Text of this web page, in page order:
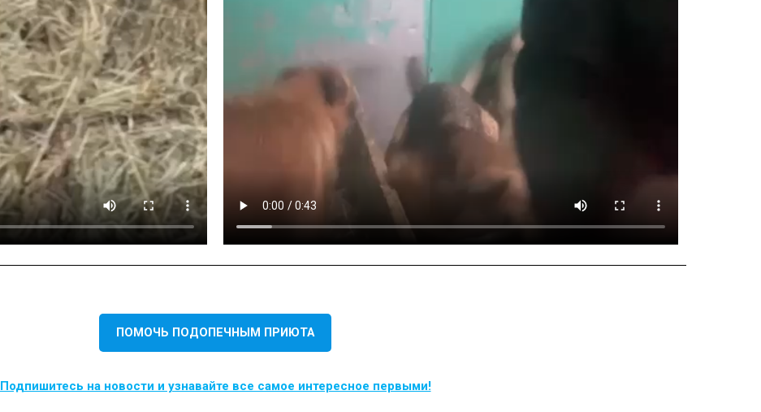
ПОМОЧЬ ПОДОПЕЧНЫМ ПРИЮТА
Подпишитесь на новости и узнавайте все самое интересное первыми!